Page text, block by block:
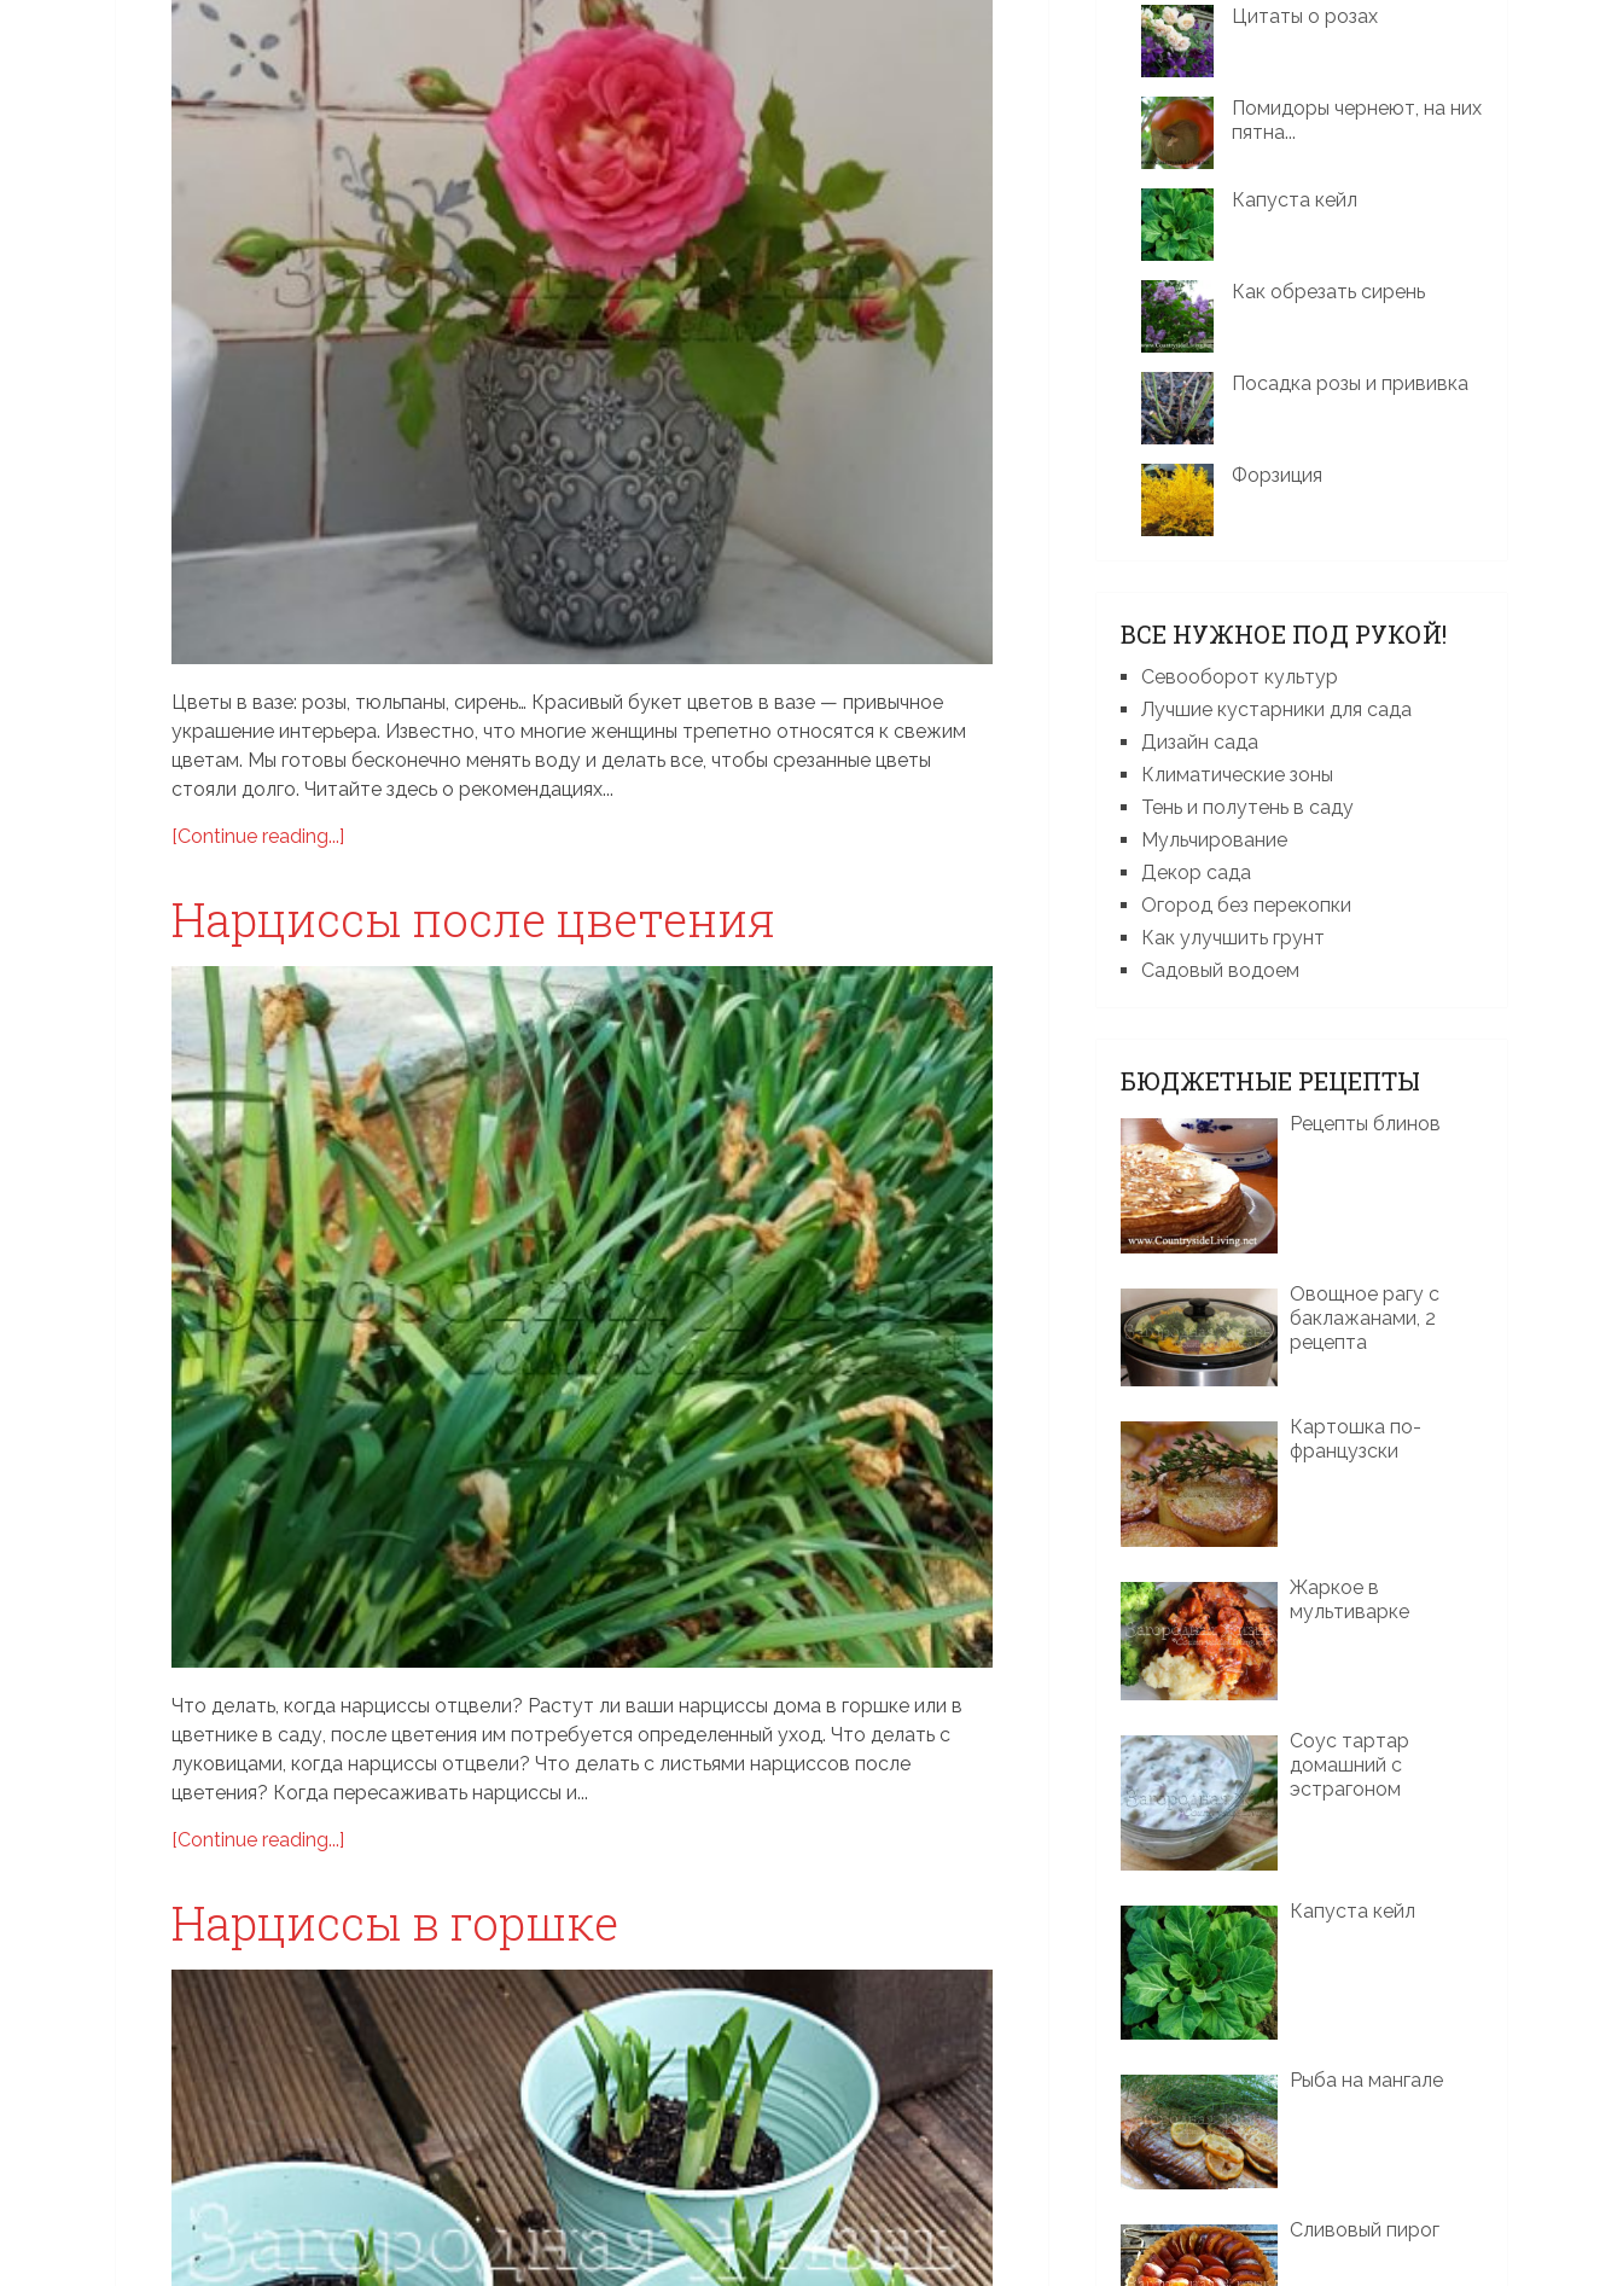
Цветы в вазе: розы, тюльпаны, сирень… Красивый букет цветов в вазе — привычное
украшение интерьера. Известно, что многие женщины трепетно относятся к свежим
цветам. Мы готовы бесконечно менять воду и делать все, чтобы срезанные цветы
стояли долго. Читайте здесь о рекомендациях...
[Continue reading...]
Нарциссы после цветения
Что делать, когда нарциссы отцвели? Растут ли ваши нарциссы дома в горшке или в
цветнике в саду, после цветения им потребуется определенный уход. Что делать с
луковицами, когда нарциссы отцвели? Что делать с листьями нарциссов после
цветения? Когда пересаживать нарциссы и...
[Continue reading...]
Нарциссы в горшке
Цитаты о розах
Помидоры чернеют, на них
пятна...
Капуста кейл
Как обрезать сирень
Посадка розы и прививка
Форзиция
ВСЕ НУЖНОЕ ПОД РУКОЙ!
Севооборот культур
Лучшие кустарники для сада
Дизайн сада
Климатические зоны
Тень и полутень в саду
Мульчирование
Декор сада
Огород без перекопки
Как улучшить грунт
Садовый водоем
БЮДЖЕТНЫЕ РЕЦЕПТЫ
Рецепты блинов
Овощное рагу с
баклажанами, 2
рецепта
Картошка по-
французски
Жаркое в
мультиварке
Соус тартар
домашний с
эстрагоном
Капуста кейл
Рыба на мангале
Сливовый пирог